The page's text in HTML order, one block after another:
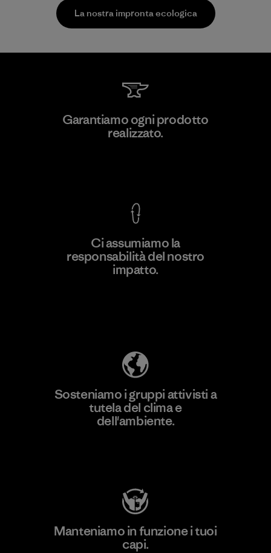
Scopri di più
Kingwhale Industries Corp.
La nostra impronta ecologica
Garantiamo ogni prodotto
realizzato.
Ci assumiamo la
responsabilità del nostro
impatto.
Sosteniamo i gruppi attivisti a
tutela del clima e
dell'ambiente.
Manteniamo in funzione i tuoi
capi.